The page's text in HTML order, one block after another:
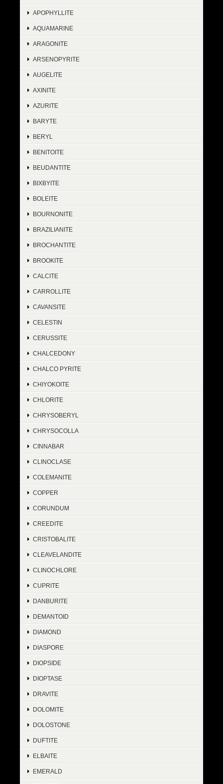
APOPHYLLITE
AQUAMARINE
ARAGONITE
ARSENOPYRITE
AUGELITE
AXINITE
AZURITE
BARYTE
BERYL
BENITOITE
BEUDANTITE
BIXBYITE
BOLEITE
BOURNONITE
BRAZILIANITE
BROCHANTITE
BROOKITE
CALCITE
CARROLLITE
CAVANSITE
CELESTIN
CERUSSITE
CHALCEDONY
CHALCO PYRITE
CHIYOKOITE
CHLORITE
CHRYSOBERYL
CHRYSOCOLLA
CINNABAR
CLINOCLASE
COLEMANITE
COPPER
CORUNDUM
CREEDITE
CRISTOBALITE
CLEAVELANDITE
CLINOCHLORE
CUPRITE
DANBURITE
DEMANTOID
DIAMOND
DIASPORE
DIOPSIDE
DIOPTASE
DRAVITE
DOLOMITE
DOLOSTONE
DUFTITE
ELBAITE
EMERALD